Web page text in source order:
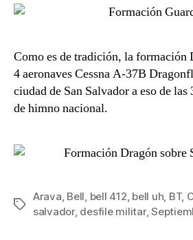
Como es de tradición, la formación
4 aeronaves Cessna A-37B
ciudad de San Salvador a eso de
de himno nacional.
Etiquetas
Arava, Bell, bell 412, bell uh, BT,
salvador, desfile militar,